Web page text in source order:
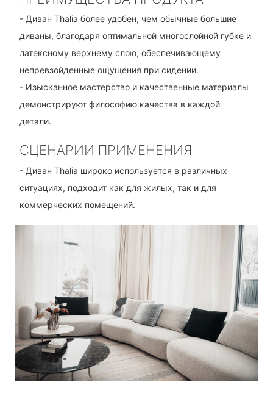
- Диван Thalia более удобен, чем обычные большие
диваны, благодаря оптимальной многослойной губке и
латексному верхнему слою, обеспечивающему
непревзойденные ощущения при сидении.
- Изысканное мастерство и качественные материалы
демонстрируют философию качества в каждой
детали.
СЦЕНАРИИ ПРИМЕНЕНИЯ
- Диван Thalia широко используется в различных
ситуациях, подходит как для жилых, так и для
коммерческих помещений.